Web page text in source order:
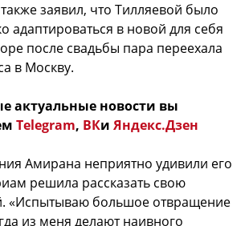
заявил, что Тилляевой было
адаптироваться в новой для себя
после свадьбы пара переехала
в Москву.
актуальные новости вы
Telegram, ВКи Яндекс.Дзен
Амирана неприятно удивили его
решила рассказать свою
«Испытываю большое отвращение
из меня делают наивного